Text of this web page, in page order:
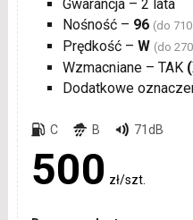
Gwarancja – 2 lata
Nośność – 96 (do
Prędkość – W (do
Wzmacniane – TAK
Dodatkowe
C B 71dB
500 zł/szt.